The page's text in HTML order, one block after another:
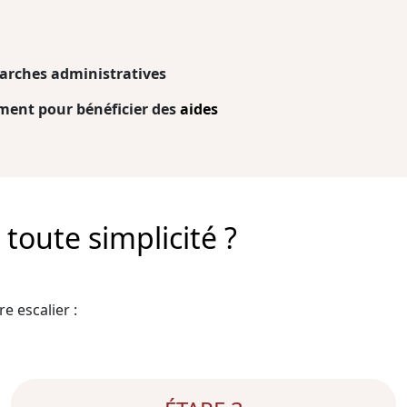
administratives
pour bénéficier desaides
simplicité ?
escalier :